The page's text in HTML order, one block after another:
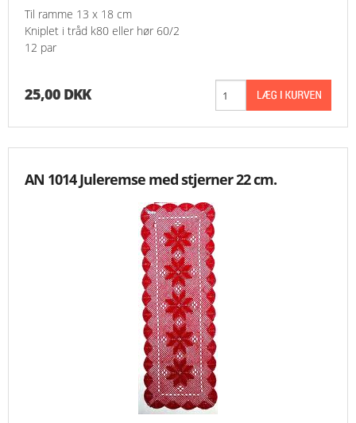
Til ramme 13 x 18 cm
Kniplet i tråd k80 eller hør 60/2
12 par
25,00 DKK
AN 1014 Juleremse med stjerner 22 cm.